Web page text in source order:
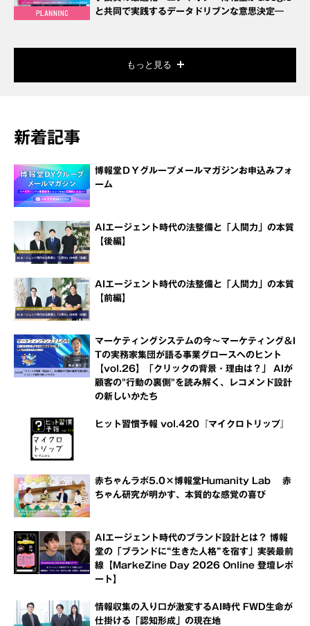
と共同で実践するデータドリブンな意思決定―
もっと見る
新着記事
博報堂ＤＹグループメールマガジンお申込みフォ
ーム
AIエージェント時代の法整備と「人間力」の本質
【後編】
AIエージェント時代の法整備と「人間力」の本質
【前編】
マーケティングシステムの今～マーケティング＆I
Tの実務家集団が語る事業グロースへのヒント
【vol.26】「クリックの背景・理由は？」 AIが
顧客の"行動の裏側"を読み解く、レコメンド設計
の新しいかたち
ヒット習慣予報 vol.420『マイクロトリップ』
赤ちゃんラボ5.0×博報堂Humanity Lab 赤
ちゃん研究が明かす、本質的な感覚の喜び
AIエージェント時代のブランド設計とは？ 博報
堂の「ブランドに“生きた人格”を宿す」実装最前
線【MarkeZine Day 2026 Online 登壇レポ
ート】
情報収集の入り口が激変するAI時代 FWD生命が
仕掛ける「認知形成」の現在地